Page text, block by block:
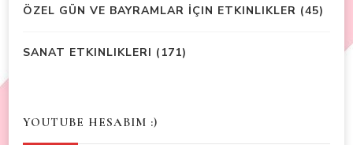
ÖZEL GÜN VE BAYRAMLAR İÇIN ETKINLIKLER (45)
SANAT ETKINLIKLERI (171)
YOUTUBE HESABIM :)